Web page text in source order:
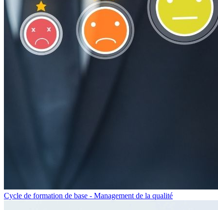
Cycle de formation de base - Management de la qualité